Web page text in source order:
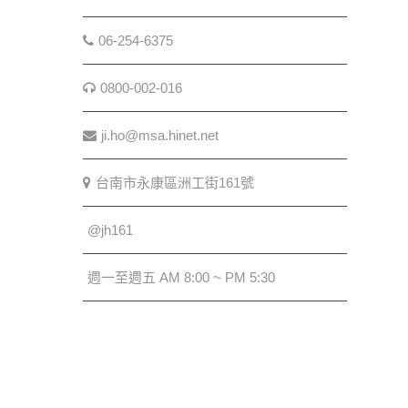
06-254-6375
0800-002-016
ji.ho@msa.hinet.net
台南市永康區洲工街161號
@jh161
週一至週五 AM 8:00 ~ PM 5:30